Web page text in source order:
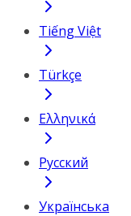
Tiếng Việt
Türkçe
Ελληνικά
Русский
Українська